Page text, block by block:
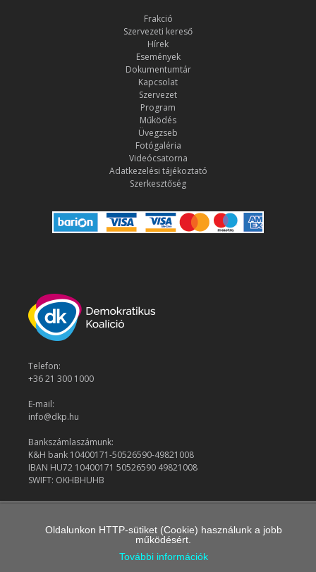
Frakció
Szervezeti kereső
Hírek
Események
Dokumentumtár
Kapcsolat
Szervezet
Program
Működés
Üvegzseb
Fotógaléria
Videócsatorna
Adatkezelési tájékoztató
Szerkesztőség
Telefon:
+36 21 300 1000
E-mail:
info@dkp.hu
Bankszámlaszámunk:
K&H bank 10400171-50526590-49821008
IBAN HU72 10400171 50526590 49821008
SWIFT: OKHBHUHB
Oldalunkon HTTP-sütiket (Cookie) használunk a jobb
működésért.
További információk